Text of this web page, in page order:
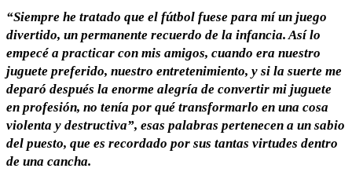
“Siempre he tratado que el fútbol fuese para mí un juego
divertido, un permanente recuerdo de la infancia. Así lo
empecé a practicar con mis amigos, cuando era nuestro
juguete preferido, nuestro entretenimiento, y si la suerte me
deparó después la enorme alegría de convertir mi juguete
en profesión, no tenía por qué transformarlo en una cosa
violenta y destructiva”, esas palabras pertenecen a un sabio
del puesto, que es recordado por sus tantas virtudes dentro
de una cancha.